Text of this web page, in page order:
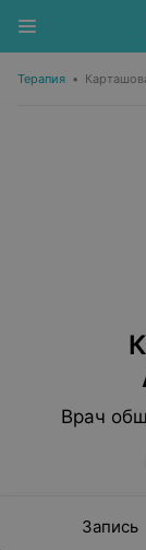
Терапия •
Врач
Запись